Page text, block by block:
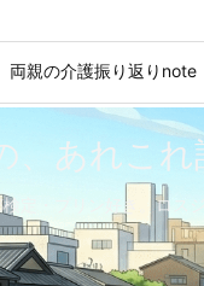
両親の介護振り返りnote
、あれこれ
定・プリン好き。ロス